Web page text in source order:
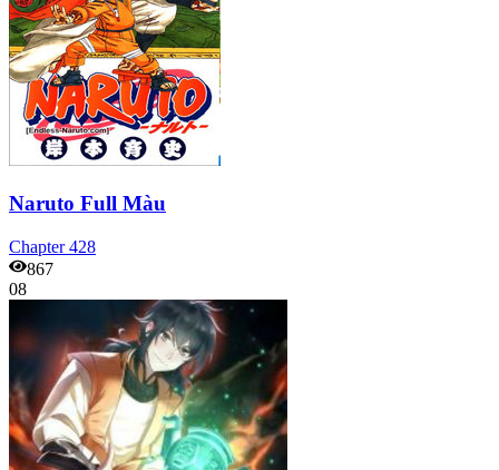
Naruto Full Màu
Chapter428
867
08